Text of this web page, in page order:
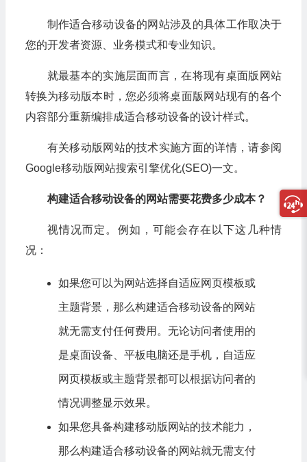
制作适合移动设备的网站涉及的具体工作取决于
您的开发者资源、业务模式和专业知识。
就最基本的实施层面而言，在将现有桌面版网站
转换为移动版本时，您必须将桌面版网站现有的各个
内容部分重新编排成适合移动设备的设计样式。
有关移动版网站的技术实施方面的详情，请参阅
Google移动版网站搜索引擎优化(SEO)一文。
构建适合移动设备的网站需要花费多少成本？
视情况而定。例如，可能会存在以下这几种情
况：
如果您可以为网站选择自适应网页模板或
主题背景，那么构建适合移动设备的网站
就无需支付任何费用。无论访问者使用的
是桌面设备、平板电脑还是手机，自适应
网页模板或主题背景都可以根据访问者的
情况调整显示效果。
如果您具备构建移动版网站的技术能力，
那么构建适合移动设备的网站就无需支付